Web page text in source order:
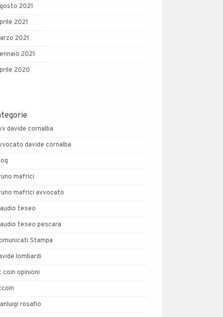
2021
2021
2021
2021
2020
davide cornalba
davide cornalba
mafrici
mafrici avvocato
teseo
teseo pescara
Stampa
lombardi
coin opinioni
rosafio